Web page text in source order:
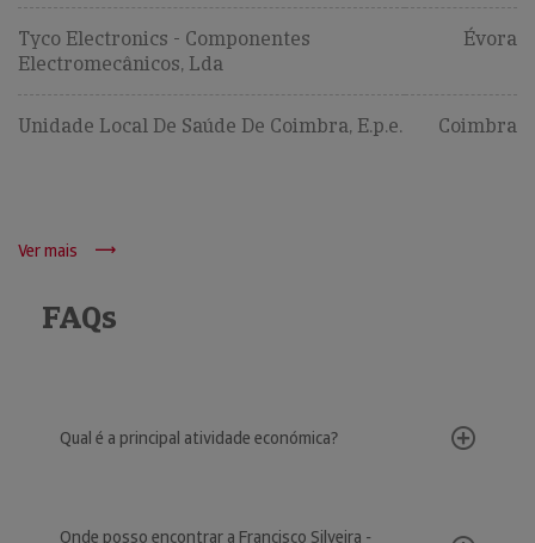
Tyco Electronics - Componentes
Electromecânicos, Lda
Évora
Unidade Local De Saúde De Coimbra, E.p.e. Coimbra
Ver mais
FAQs
Qual é a principal atividade económica?
Onde posso encontrar a Francisco Silveira -